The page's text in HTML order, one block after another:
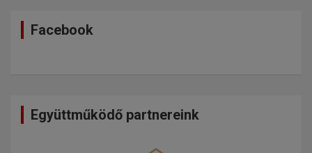
Facebook
Együttműködő partnereink